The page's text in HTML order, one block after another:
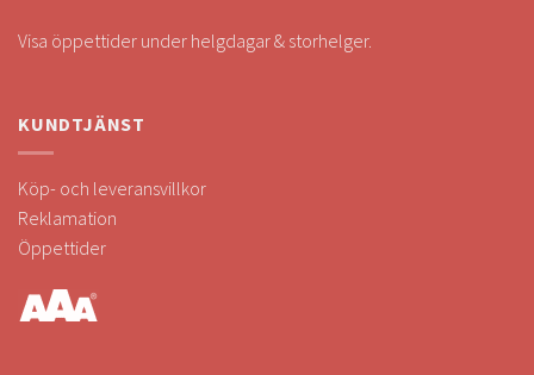
Visa öppettider under helgdagar & storhelger.
KUNDTJÄNST
Köp- och leveransvillkor
Reklamation
Öppettider